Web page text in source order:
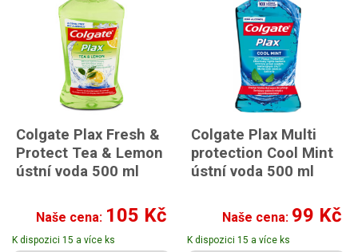
Colgate Plax Fresh &
Protect Tea & Lemon
ústní voda 500 ml
Naše cena: 105 Kč
K dispozici 15 a více ks
Colgate Plax Multi
protection Cool Mint
ústní voda 500 ml
Naše cena: 99 Kč
K dispozici 15 a více ks